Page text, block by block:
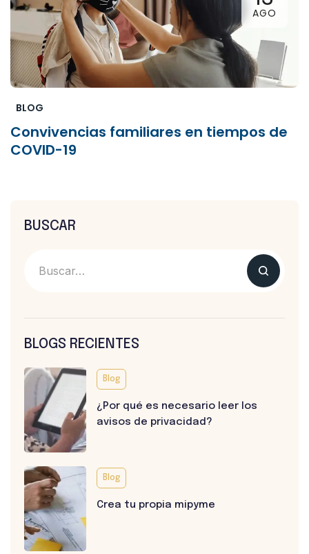
AGO
BLOG
Convivencias familiares en tiempos de
COVID-19
BUSCAR
BLOGS RECIENTES
Blog
¿Por qué es necesario leer los
avisos de privacidad?
Blog
Crea tu propia mipyme